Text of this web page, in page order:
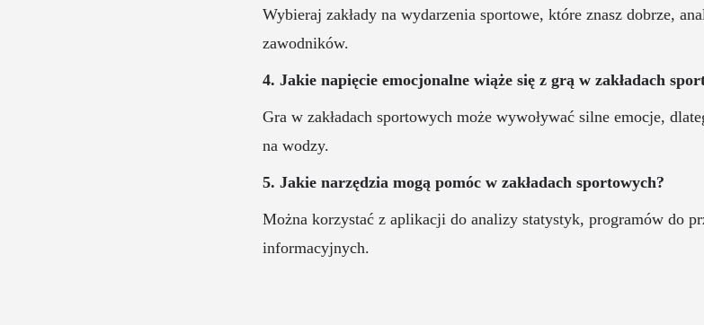
Wybieraj zakłady na wydarzenia sportowe, które znasz dobrze,
zawodników.
4. Jakie napięcie emocjonalne wiąże się z grą w zakładach
Gra w zakładach sportowych może wywoływać silne emocje,
na wodzy.
5. Jakie narzędzia mogą pomóc w zakładach sportowych?
Można korzystać z aplikacji do analizy statystyk, programów do
informacyjnych.